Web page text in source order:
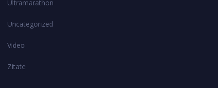
Ultramarathon
Uncategorized
Video
Zitate